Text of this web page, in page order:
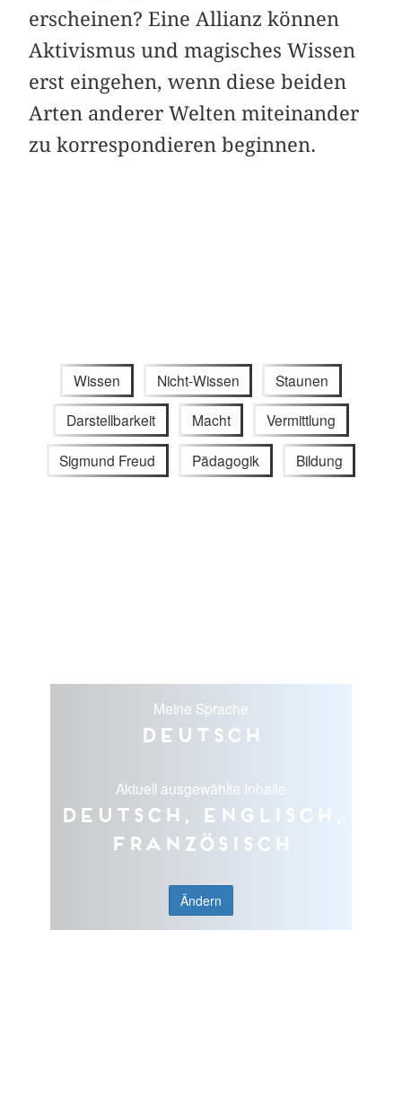
erscheinen? Eine Allianz können
Aktivismus und magisches Wissen
erst eingehen, wenn diese beiden
Arten anderer Welten miteinander
zu korrespondieren beginnen.
Wissen Nicht-Wissen Staunen
Darstellbarkeit Macht Vermittlung
Sigmund Freud Pädagogik Bildung
Meine Sprache
Deutsch
Aktuell ausgewählte Inhalte
Deutsch, Englisch,
Französisch
Ändern